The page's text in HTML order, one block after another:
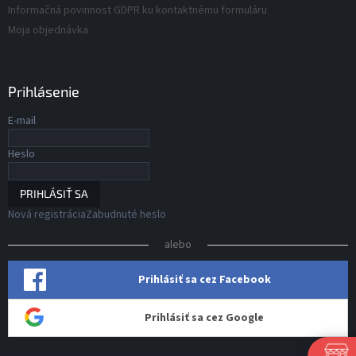
Informačná povinnost GDPR ku kontaktnému formuláru
Moja objednávka
Prihlásenie
E-mail
Heslo
PRIHLÁSIŤ SA
Nová registráciaZabudnuté heslo
alebo
Prihlásiť sa cez Facebook
Prihlásiť sa cez Google